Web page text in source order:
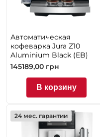
Автоматическая
кофеварка Jura Z10
Aluminium Black (EB)
145189,00 грн
В корзину
24 мес. гарантии